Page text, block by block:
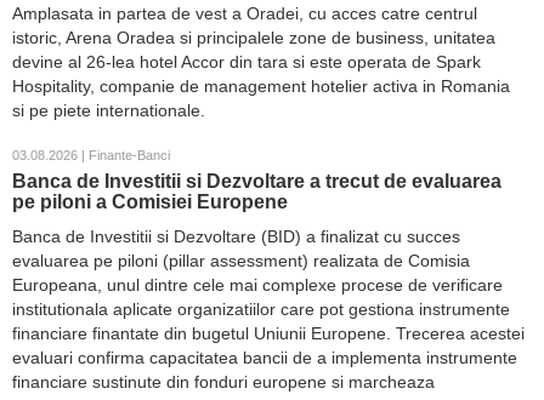
Amplasata in partea de vest a Oradei, cu acces catre centrul
istoric, Arena Oradea si principalele zone de business, unitatea
devine al 26-lea hotel Accor din tara si este operata de Spark
Hospitality, companie de management hotelier activa in Romania
si pe piete internationale.
03.08.2026 | Finante-Banci
Banca de Investitii si Dezvoltare a trecut de evaluarea
pe piloni a Comisiei Europene
Banca de Investitii si Dezvoltare (BID) a finalizat cu succes
evaluarea pe piloni (pillar assessment) realizata de Comisia
Europeana, unul dintre cele mai complexe procese de verificare
institutionala aplicate organizatiilor care pot gestiona instrumente
financiare finantate din bugetul Uniunii Europene. Trecerea acestei
evaluari confirma capacitatea bancii de a implementa instrumente
financiare sustinute din fonduri europene si marcheaza